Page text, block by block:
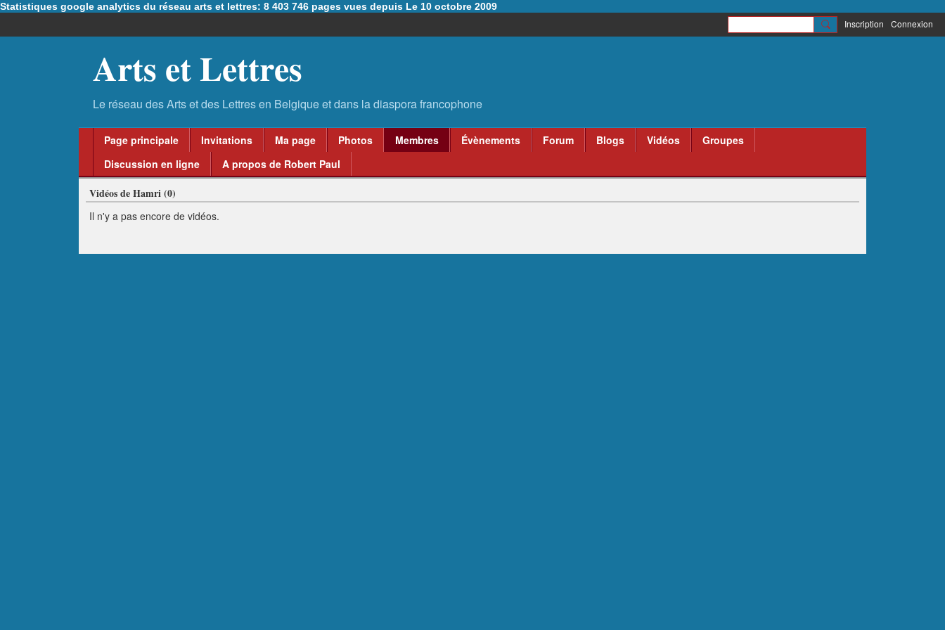
Statistiques google analytics du réseau arts et lettres: 8 403 746 pages vues depuis Le 10 octobre 2009
Inscription Connexion
Arts et Lettres
Page principale Invitations Ma page Photos Membres Évènements Forum Blogs Vidéos
Groupes
Discussion en ligne
A propos de Robert Paul
Vidéos de Hamri (0)
Il n'y a pas encore de vidéos.